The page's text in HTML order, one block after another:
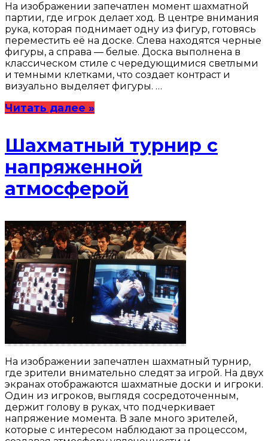
На изображении запечатлен момент шахматной
партии, где игрок делает ход. В центре внимания
рука, которая поднимает одну из фигур, готовясь
переместить её на доске. Слева находятся черные
фигуры, а справа — белые. Доска выполнена в
классическом стиле с чередующимися светлыми
и темными клетками, что создает контраст и
визуально выделяет фигуры. …
Читать далее »
Шахматный турнир с
напряженной
атмосферой
На изображении запечатлен шахматный турнир,
где зрители внимательно следят за игрой. На двух
экранах отображаются шахматные доски и игроки.
Один из игроков, выглядя сосредоточенным,
держит голову в руках, что подчеркивает
напряжение момента. В зале много зрителей,
которые с интересом наблюдают за процессом,